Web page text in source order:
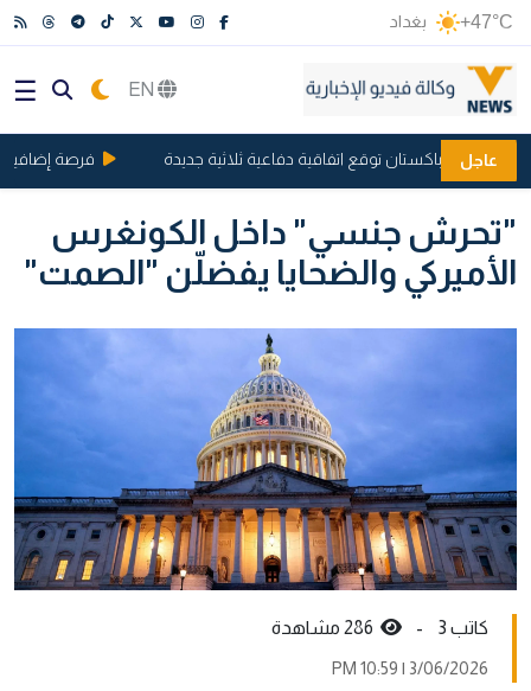
+47°C بغداد
عاجلوباكستان توقع اتفاقية دفاعية ثلاثية جديدة فرصة إضافية
"تحرش جنسي" داخل الكونغرس
الأميركي والضحايا يفضلّن "الصمت"
كاتب 3 -
3/06/2026 | 10:59 PM